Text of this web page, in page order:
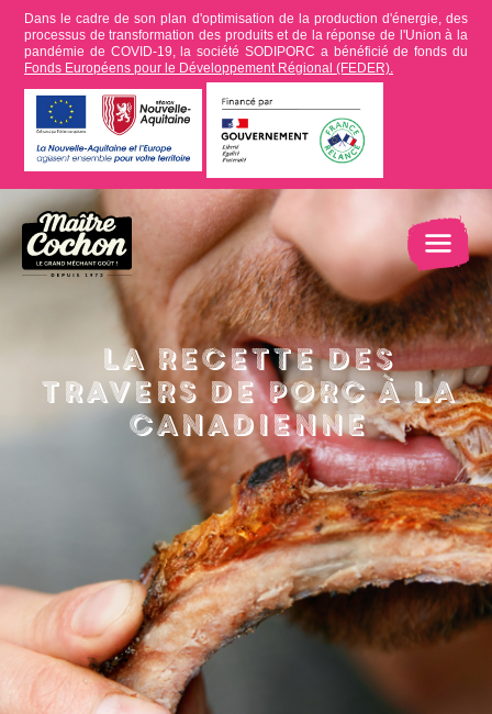
Dans le cadre de son plan d'optimisation de la production d'énergie, des
processus de transformation des produits et de la réponse de l'Union à la
pandémie de COVID-19, la société SODIPORC a bénéficié de fonds du
Fonds Européens pour le Développement Régional (FEDER).
La recette des
travers de porc à la
canadienne